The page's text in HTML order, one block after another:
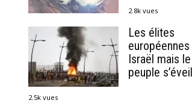
2.8k vues
Les élites
Israël mais le
peuple
2.5k vues